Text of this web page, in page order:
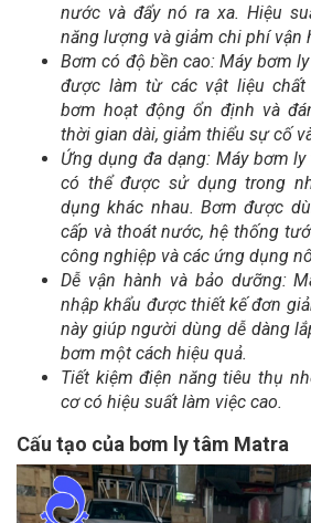
nước và đẩy nó ra xa. Hiệu
năng lượng và giảm chi phí vận
Bơm có độ bền cao: Máy bơm
được làm từ các vật liệu
bơm hoạt động ổn định và
thời gian dài, giảm thiểu sự cố
Ứng dụng đa dạng: Máy bơm
có thể được sử dụng trong
dụng khác nhau. Bơm được
cấp và thoát nước, hệ thống
công nghiệp và các ứng dụng
Dễ vận hành và bảo dưỡng:
nhập khẩu được thiết kế đơn
này giúp người dùng dễ dàng
bơm một cách hiệu quả.
Tiết kiệm điện năng tiêu thụ
cơ có hiệu suất làm việc cao.
Cấu tạo của bơm ly tâm Matra